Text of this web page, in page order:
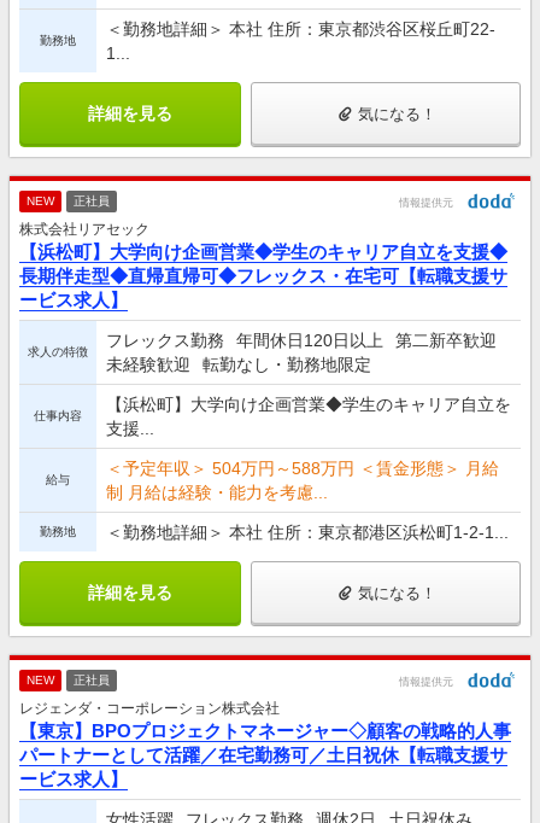
勤務地
＜勤務地詳細＞ 本社 住所：東京都渋谷区桜丘町22-
1...
詳細を見る 気になる！
NEW 正社員 情報提供元
株式会社リアセック
【浜松町】大学向け企画営業◆学生のキャリア自立を支援◆
長期伴走型◆直帰直帰可◆フレックス・在宅可【転職支援サ
ービス求人】
求人の特徴
フレックス勤務 年間休日120日以上
第二新卒歓迎
未経験歓迎
転勤なし・勤務地限定
仕事内容
【浜松町】大学向け企画営業◆学生のキャリア自立を
支援...
給与
＜予定年収＞ 504万円～588万円 ＜賃金形態＞ 月給
制 月給は経験・能力を考慮...
勤務地 ＜勤務地詳細＞ 本社 住所：東京都港区浜松町1-2-1...
詳細を見る 気になる！
NEW 正社員 情報提供元
レジェンダ・コーポレーション株式会社
【東京】BPOプロジェクトマネージャー◇顧客の戦略的人事
パートナーとして活躍／在宅勤務可／土日祝休【転職支援サ
ービス求人】
女性活躍 フレックス勤務 週休2日 土日祝休み